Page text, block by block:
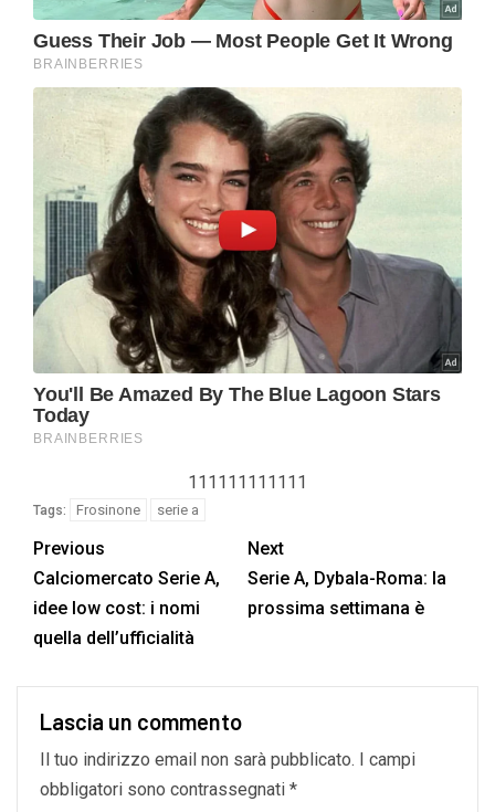
111111111111
Tags: Frosinone serie a
Previous
Calciomercato Serie A,
idee low cost: i nomi
Next
Serie A, Dybala-Roma: la
prossima settimana è
quella dell’ufficialità
Lascia un commento
Il tuo indirizzo email non sarà pubblicato. I campi
obbligatori sono contrassegnati *